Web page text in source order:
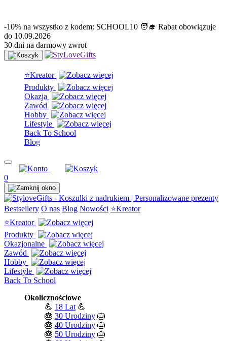
-10% na wszystko z kodem: SCHOOL10 🧑‍🎓 Rabat obowiązuje
do 10.09.2026
30 dni na darmowy zwrot
⭐Kreator
Produkty
Okazja
Zawód
Hobby
Lifestyle
Back To School
Blog
0
Bestsellery O nas Blog Nowości ⭐Kreator
⭐Kreator
Produkty
Okazjonalne
Zawód
Hobby
Lifestyle
Back To School
Okolicznościowe
💪 18 Lat 💪
🎂 30 Urodziny 🎂
🎂 40 Urodziny 🎂
🎂 50 Urodziny 🎂